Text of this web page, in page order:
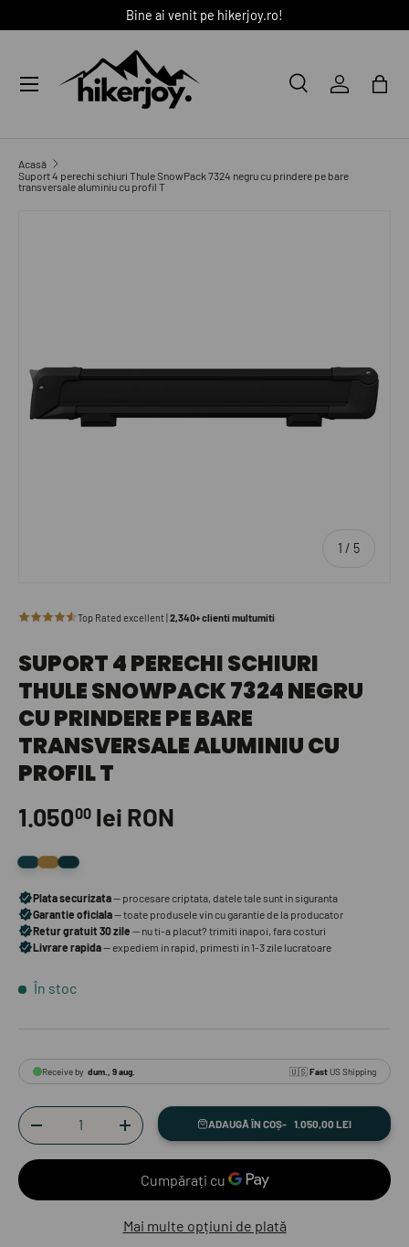
SARI LA CONȚINUT
Bine ai venit pe hikerjoy.ro!
Caută Coș
Meniu
Acasă
Suport 4 perechi schiuri Thule SnowPack 7324 negru cu prindere pe bare
transversale aluminiu cu profil T
1 / de
5
SUPORT 4 PERECHI SCHIURI
THULE SNOWPACK 7324 NEGRU
CU PRINDERE PE BARE
TRANSVERSALE ALUMINIU CU
PROFIL T
1.05000 lei RON
În stoc
Cantitate
-
+ ADAUGĂ ÎN COȘ 1.050,00 LEI
Mai multe opțiuni de plată